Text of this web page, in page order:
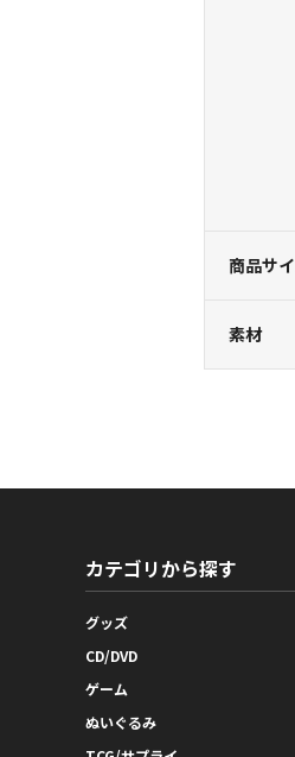
商品サ
素材
カテゴリから探す
グッズ
CD/DVD
ゲーム
ぬいぐるみ